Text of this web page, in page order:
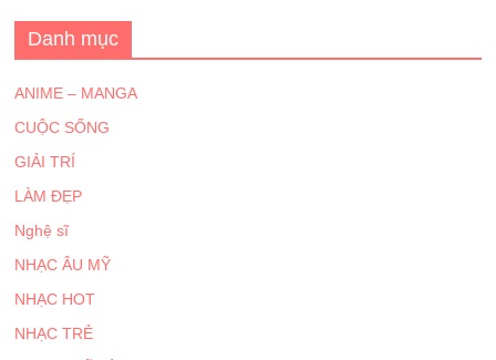
Danh mục
ANIME – MANGA
CUỘC SỐNG
GIẢI TRÍ
LÀM ĐẸP
Nghệ sĩ
NHẠC ÂU MỸ
NHẠC HOT
NHẠC TRẺ